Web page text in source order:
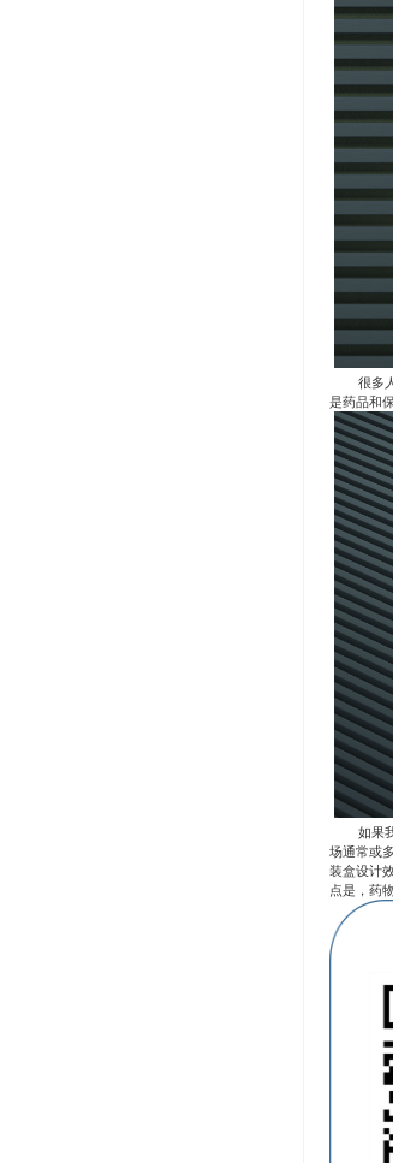
很多
是药品和
如果
场通常或
装盒设计
点是，药